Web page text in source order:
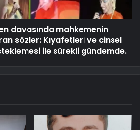
davasında mahkemenin
sözler: Kıyafetleri ve cinsel
ile sürekli gündemde.